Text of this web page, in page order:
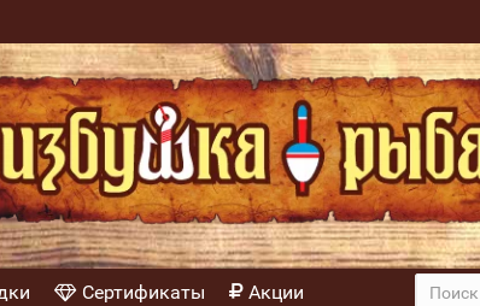
Сертификаты Акции